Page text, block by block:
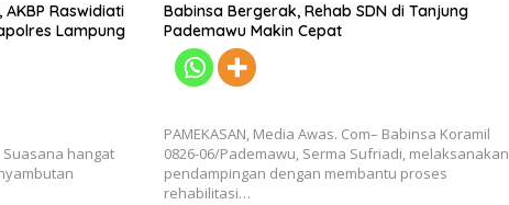
Raswidiati
Lampung
Suasana hangat
Babinsa Bergerak, Rehab SDN di Tanjung
Pademawu Makin Cepat
PAMEKASAN, Media Awas. Com– Babinsa Koramil
0826-06/Pademawu, Serma Sufriadi, melaksanakan
pendampingan dengan membantu proses
rehabilitasi…